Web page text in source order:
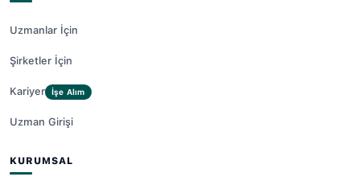
Uzmanlar İçin
Şirketler İçin
Kariyer İşe Alım
Uzman Girişi
KURUMSAL